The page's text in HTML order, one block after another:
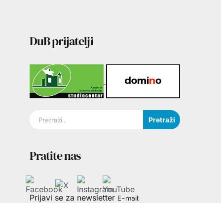
DuB prijatelji
Pretraži
Pratite nas
Prijavi se za newsletter E-mail: